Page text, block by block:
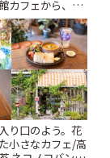
カフェから、改
喫茶まで~ | こと
り口のよう。花
小さなカフェ/高